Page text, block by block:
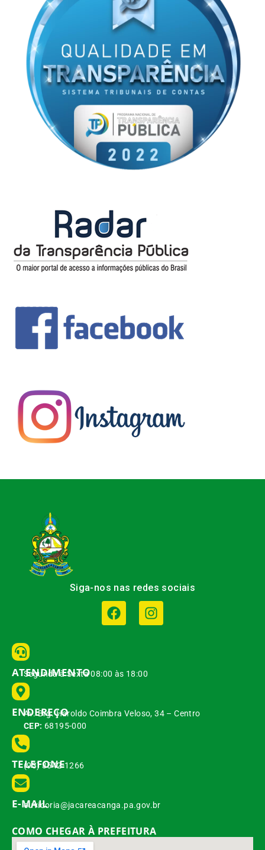
Siga-nos nas redes sociais
ATENDIMENTO
Segunda à Sexta 08:00 às 18:00
ENDEREÇO
Av. Brg. Haroldo Coimbra Veloso, 34 – Centro
CEP: 68195-000
TELEFONE
(93) 3542-1266
E-MAIL
ouvidoria@jacareacanga.pa.gov.br
COMO CHEGAR À PREFEITURA